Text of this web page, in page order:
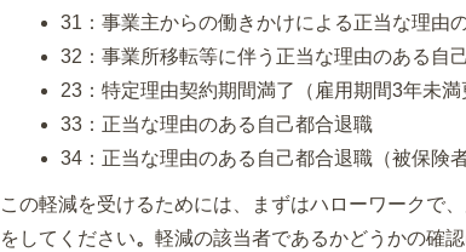
31：事業主からの働きかけによる正当な理由
32：事業所移転等に伴う正当な理由のある自
23：特定理由契約期間満了（雇用期間3年未満
33：正当な理由のある自己都合退職
34：正当な理由のある自己都合退職（被保険
この軽減を受けるためには、まずはハローワークで
をしてください。軽減の該当者であるかどうかの確